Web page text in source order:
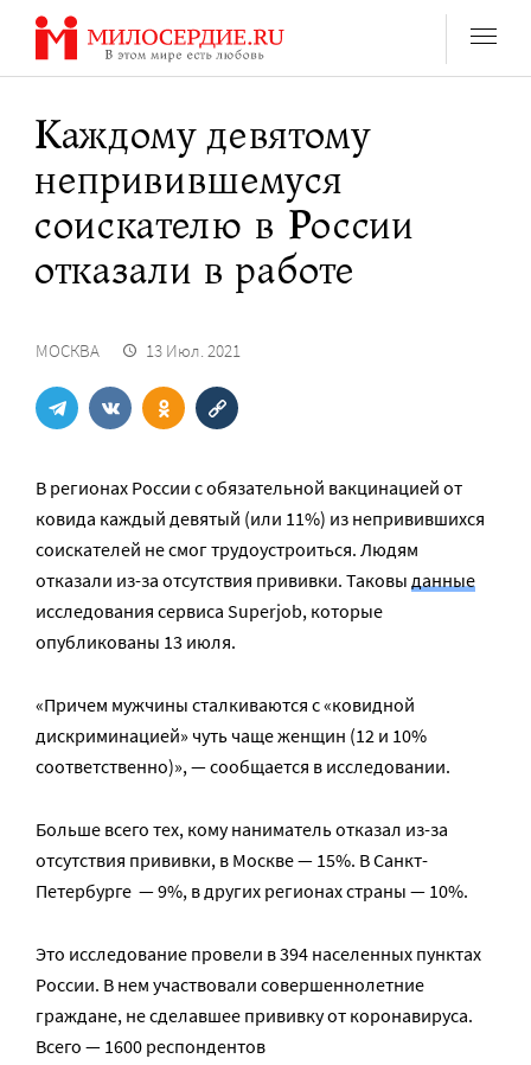
Перейти
содержанию
Каждому девятому
непривившемуся
соискателю в России
отказали в работе
МОСКВА 13 Июл. 2021
В регионах России с обязательной вакцинацией от
ковида каждый девятый (или 11%) из непривившихся
соискателей не смог трудоустроиться. Людям
отказали из-за отсутствия прививки. Таковы данные
исследования сервиса Superjob, которые
опубликованы 13 июля.
«Причем мужчины сталкиваются с «ковидной
дискриминацией» чуть чаще женщин (12 и 10%
соответственно)», — сообщается в исследовании.
Больше всего тех, кому наниматель отказал из-за
отсутствия прививки, в Москве — 15%. В Санкт-
Петербурге — 9%, в других регионах страны — 10%.
Это исследование провели в 394 населенных пунктах
России. В нем участвовали совершеннолетние
граждане, не сделавшее прививку от коронавируса.
Всего — 1600 респондентов